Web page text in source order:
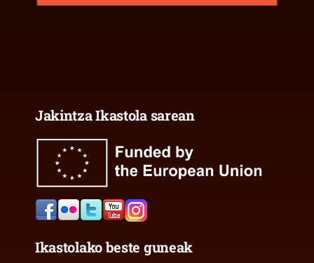
Jakintza Ikastola sarean
Ikastolako beste guneak